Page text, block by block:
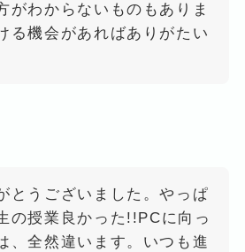
がわからないものもありま
る機会があればありがたい
とうございました。やっぱ
の授業良かった!!PCに向っ
、全然違います。いつも進